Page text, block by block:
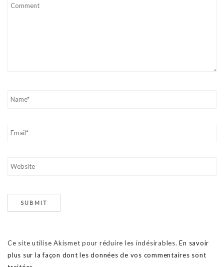
Ce site utilise Akismet pour réduire les indésirables.En savoir
plus sur la façon dont les données de vos commentaires sont